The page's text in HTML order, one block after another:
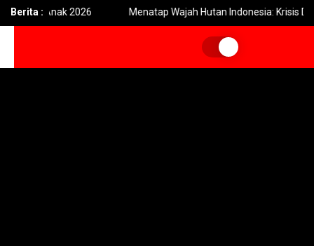
Berita :
Anak 2026 Menatap Wajah Hutan Indonesia: Krisis